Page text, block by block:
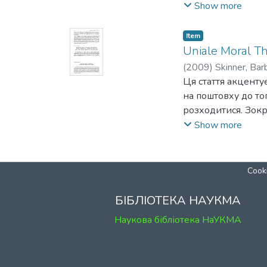
(зокрема за часів
напрями цього
Show more
Item
Uniale Moral
(2009) Skinner,
Ця стаття
на поштовху до
розходитися.
священиками
легалістичний,
юридичних
форм до
православними
відмінність у
Show more
БІБЛІОТЕКА НАУКМА
Наукова бібліотека НаУКМА